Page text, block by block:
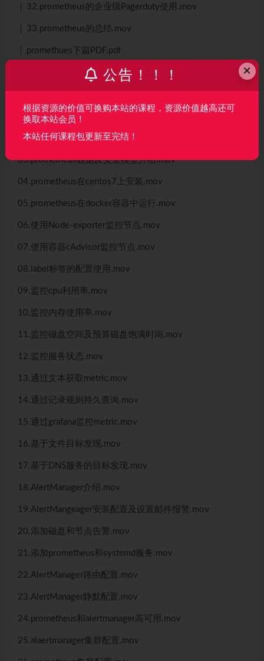
│ 32.prometheus的企业级Pagerduty使用.mov
│ 33.prometheus的总结.mov
│ promethues下篇PDF.pdf
01.监控介绍.mp4
02.prometheus的组件介绍.mov
03.prometheus数据及安全模型介绍.mov
04.prometheus在centos7上安装.mov
05.prometheus在docker容器中运行.mov
06.使用Node-exporter监控节点.mov
07.使用容器cAdvisor监控节点.mov
08.label标签的配置使用.mov
09.监控cpu利用率.mov
10.监控内存使用率.mov
11.监控磁盘空间及预算磁盘饱满时间.mov
12.监控服务状态.mov
13.通过文本获取metric.mov
14.通过记录规则持久查询.mov
15.通过grafana监控metric.mov
16.基于文件目标发现.mov
17.基于DNS服务的目标发现.mov
18.AlertManager介绍.mov
19.AlertMangeager安装配置及设置邮件报警.mov
20.添加磁盘和节点告警.mov
21.添加prometheus和systemd服务.mov
22.AlertManager路由配置.mov
23.AlertManager静默配置.mov
24.prometheus和alertmanager高可用.mov
25.alaertmanager集群配置.mov
×
公告！！！
根据资源的价值可换购本站的课程，资源价值越高还可
换取本站会员！
本站任何课程包更新至完结！